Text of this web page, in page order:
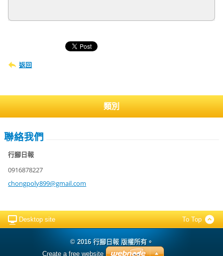
返回
類別
聯絡我們
行腳日報
0916878227
chongpoly899@gmail.com
Desktop site To Top
© 2016 行腳日報 版權所有。
Create a free website